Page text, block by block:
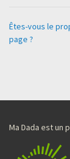
Êtes-vous le
page ?
Ma Dada est un